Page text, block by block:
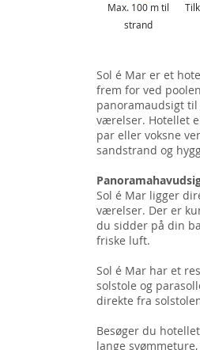
Max. 100 m til
strand
Sol é Mar er et
frem for ved
panoramaudsigt
værelser. Hotellet
par eller voksne
sandstrand og
Sol é Mar ligger
værelser. Der er
du sidder på din
friske luft.
Sol é Mar har et
solstole og
direkte fra
Besøger du
lange